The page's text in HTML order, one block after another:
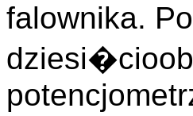
falownika.